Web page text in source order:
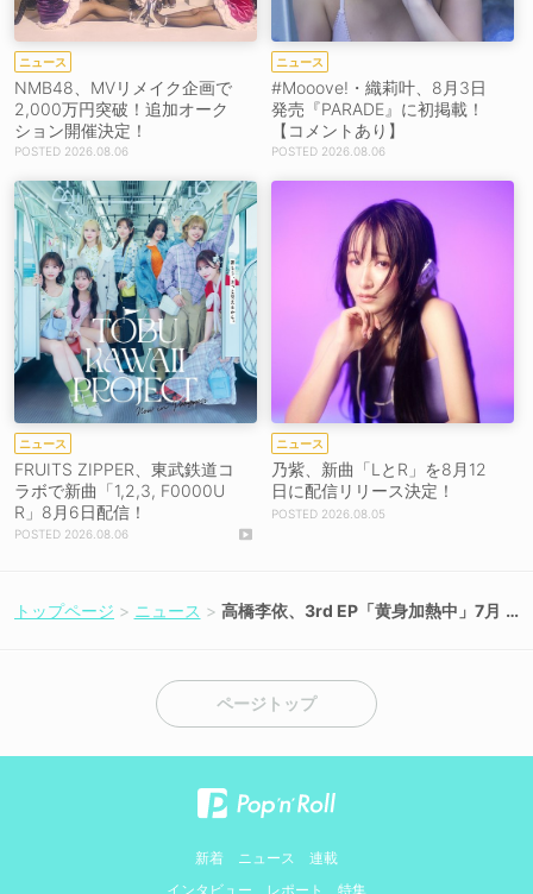
ニュース
NMB48、MVリメイク企画で
2,000万円突破！追加オーク
ション開催決定！
2026.08.06
ニュース
#Mooove!・織莉叶、8月3日
発売『PARADE』に初掲載！
【コメントあり】
2026.08.06
ニュース
FRUITS ZIPPER、東武鉄道コ
ラボで新曲「1,2,3, F0000U
R」8月6日配信！
2026.08.06
ニュース
乃紫、新曲「LとR」を8月12
日に配信リリース決定！
2026.08.05
トップページ ニュース
高橋李依、3rd EP「黄身加熱中」7月
ページトップ
新着 ニュース
連載
インタビュー
レポート 特集